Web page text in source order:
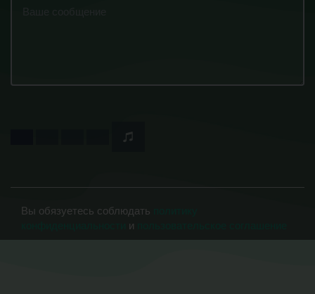
Вы обязуетесь соблюдать
и